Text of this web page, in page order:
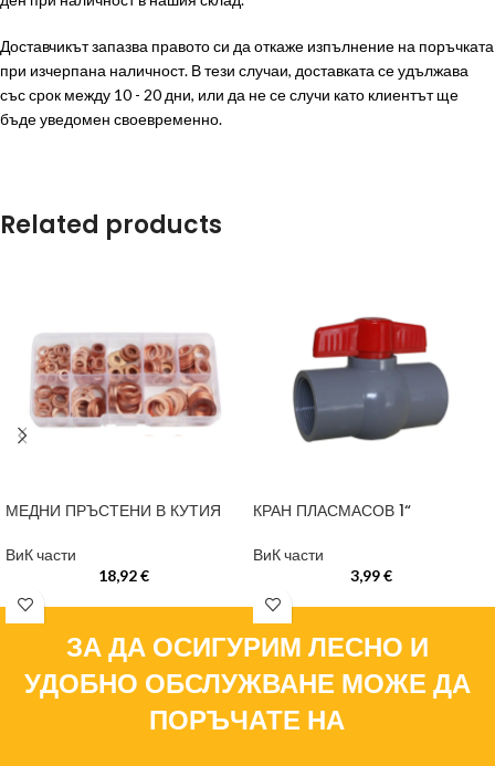
Доставчикът запазва правото си да откаже изпълнение на поръчката
при изчерпана наличност. В тези случаи, доставката се удължава
със срок между 10 - 20 дни, или да не се случи като клиентът ще
бъде уведомен своевременно.
Related products
МЕДНИ ПРЪСТЕНИ В КУТИЯ
ВиК части
18,92€
КРАН ПЛАСМАСОВ 1“
ВиК части
3,99€
ЗА ДА ОСИГУРИМ ЛЕСНО И
УДОБНО ОБСЛУЖВАНЕ МОЖЕ ДА
ПОРЪЧАТЕ НА